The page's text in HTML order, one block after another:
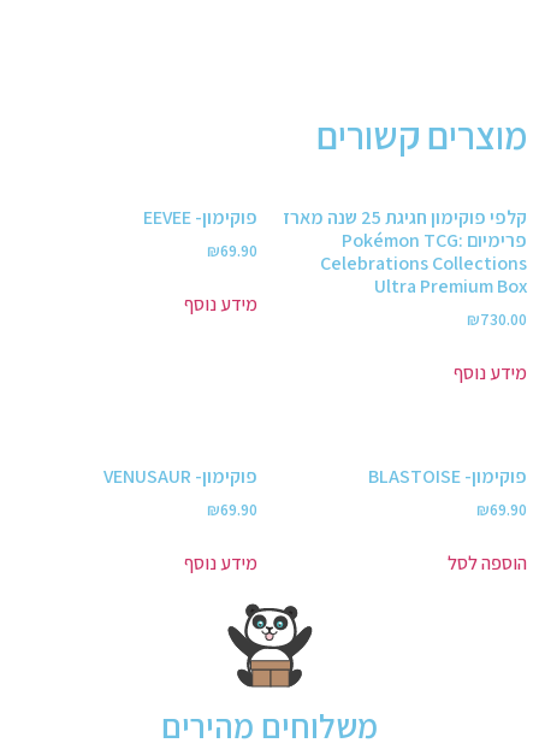
מוצרים קשורים
קלפי פוקימון חגיגת 25 שנה מארז
פרימיום Pokémon TCG:
Celebrations Collections
Ultra Premium Box
₪730.00
מידע נוסף
פוקימון- EEVEE
₪69.90
מידע נוסף
פוקימון- BLASTOISE
₪69.90
הוספה לסל
פוקימון- VENUSAUR
₪69.90
מידע נוסף
משלוחים מהירים